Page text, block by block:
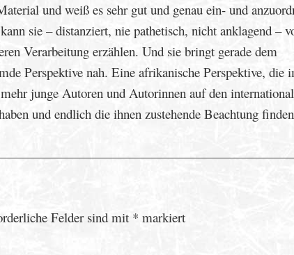
und weiß es sehr gut und genau ein- und
sie – distanziert, nie pathetisch, nicht anklagend –
Verarbeitung erzählen. Und sie bringt gerade dem
Perspektive nah. Eine afrikanische Perspektive, die
junge Autoren und Autorinnen auf den
und endlich die ihnen zustehende Beachtung
Felder sind mit * markiert